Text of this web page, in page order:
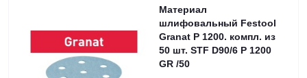
Материал
шлифовальный Festool
Granat P 1200. компл. из
50 шт. STF D90/6 P 1200
GR /50